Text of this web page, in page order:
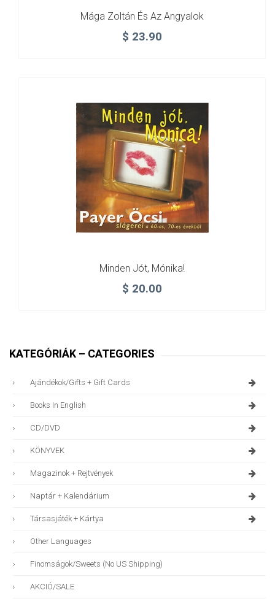
Mága Zoltán És Az Angyalok
$ 23.90
Minden Jót, Mónika!
$ 20.00
KATEGÓRIÁK – CATEGORIES
Ajándékok/gifts + Gift Cards
Books In English
CD/DVD
KÖNYVEK
Magazinok + Rejtvények
Naptár + Kalendárium
Társasjáték + Kártya
Other Languages
Finomságok/sweets (no US Shipping)
AKCIÓ/SALE